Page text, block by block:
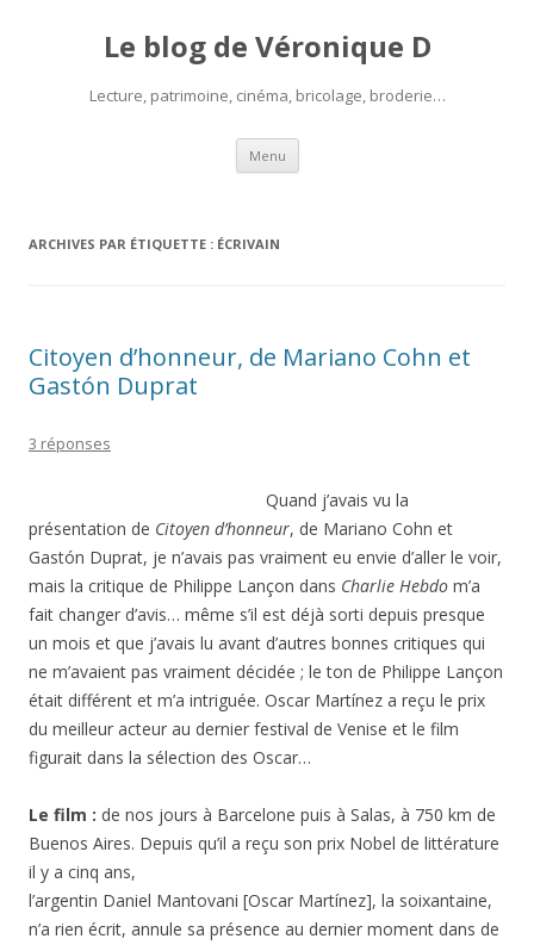
Le blog de Véronique D
Lecture, patrimoine, cinéma, bricolage, broderie…
Menu Aller
contenu
ARCHIVES PAR ÉTIQUETTE : ÉCRIVAIN
Citoyen d’honneur, de Mariano Cohn et
Gastón Duprat
3 réponses
Quand j’avais vu la
présentation de Citoyen d’honneur, de Mariano Cohn et
Gastón Duprat, je n’avais pas vraiment eu envie d’aller le voir,
mais la critique de Philippe Lançon dans Charlie Hebdo m’a
fait changer d’avis… même s’il est déjà sorti depuis presque
un mois et que j’avais lu avant d’autres bonnes critiques qui
ne m’avaient pas vraiment décidée ; le ton de Philippe Lançon
était différent et m’a intriguée. Oscar Martínez a reçu le prix
du meilleur acteur au dernier festival de Venise et le film
figurait dans la sélection des Oscar…
Le film : de nos jours à Barcelone puis à Salas, à 750 km de
Buenos Aires. Depuis qu’il a reçu son prix Nobel de littérature
il y a cinq ans,
l’argentin Daniel Mantovani [Oscar Martínez], la soixantaine,
n’a rien écrit, annule sa présence au dernier moment dans de